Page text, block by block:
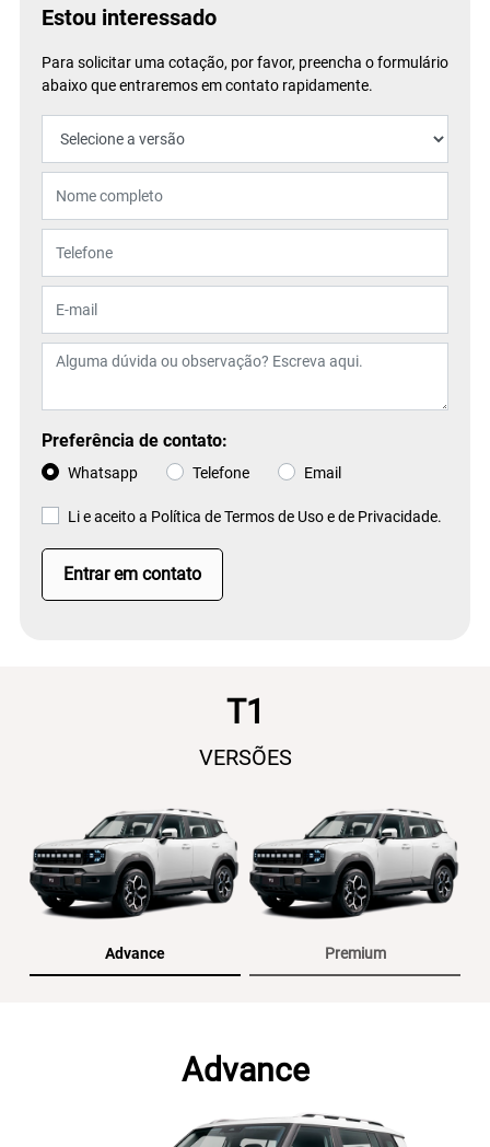
Estou interessado
Para solicitar uma cotação, por favor, preencha o formulário
abaixo que entraremos em contato rapidamente.
Preferência de contato:
Whatsapp Telefone Email
Li e aceito a Política de Termos de Uso e de Privacidade.
Entrar em contato
T1
VERSÕES
Advance Premium
Advance